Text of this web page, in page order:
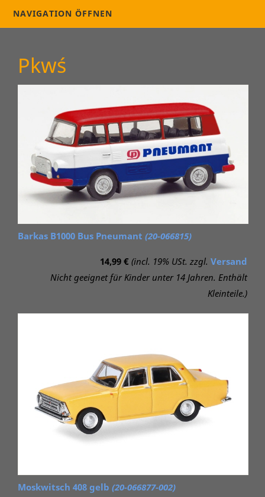
NAVIGATION ÖFFNEN
Pkw´s
Barkas B1000 Bus Pneumant (20-066815)
14,99 € (incl. 19% USt. zzgl. Versand
Nicht geeignet für Kinder unter 14 Jahren. Enthält
Kleinteile.)
Moskwitsch 408 gelb (20-066877-002)